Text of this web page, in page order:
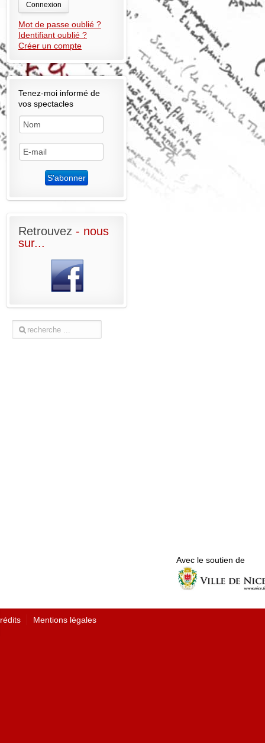
Connexion
Mot de passe oublié ?
Identifiant oublié ?
Créer un compte
Tenez-moi informé de
vos spectacles
Retrouvez - nous
sur...
Avec le soutien de
Mentions légales